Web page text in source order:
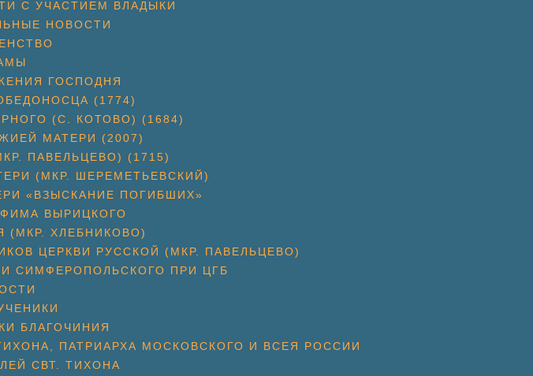
С УЧАСТИЕМ ВЛАДЫКИ
НОВОСТИ
ГОСПОДНЯ
(1774)
(С. КОТОВО) (1684)
МАТЕРИ (2007)
ПАВЕЛЬЦЕВО) (1715)
(МКР. ШЕРЕМЕТЬЕВСКИЙ)
«ВЗЫСКАНИЕ ПОГИБШИХ»
ВЫРИЦКОГО
(МКР. ХЛЕБНИКОВО)
ЦЕРКВИ РУССКОЙ (МКР. ПАВЕЛЬЦЕВО)
СИМФЕРОПОЛЬСКОГО ПРИ ЦГБ
БЛАГОЧИНИЯ
ПАТРИАРХА МОСКОВСКОГО И ВСЕЯ РОССИИ
СВТ. ТИХОНА